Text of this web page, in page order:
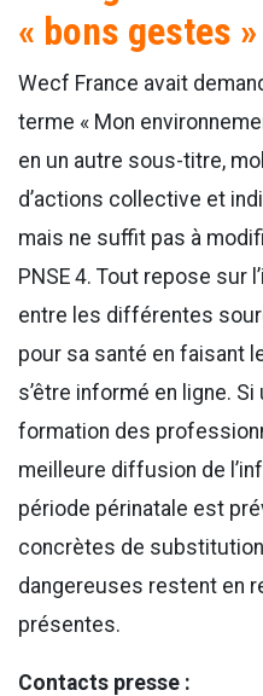
« bons gestes
Wecf France avait
terme « Mon
en un autre sous-titre,
d’actions collective et
mais ne suffit pas à
PNSE 4. Tout repose sur
entre les différentes
pour sa santé en faisant
s’être informé en ligne.
formation des
meilleure diffusion de
période périnatale est
concrètes de
dangereuses restent en
présentes.
Contacts presse :